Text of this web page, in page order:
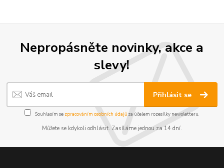
Nepropásněte novinky, akce a
slevy!
Přihlásit se
Souhlasím se zpracováním osobních údajů za účelem rozesílky newsletteru.
Můžete se kdykoli odhlásit. Zasíláme jednou za 14 dní.